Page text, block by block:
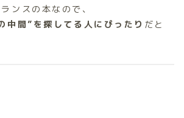
ンスの本なので、
中間”を探してる人にぴったり だと